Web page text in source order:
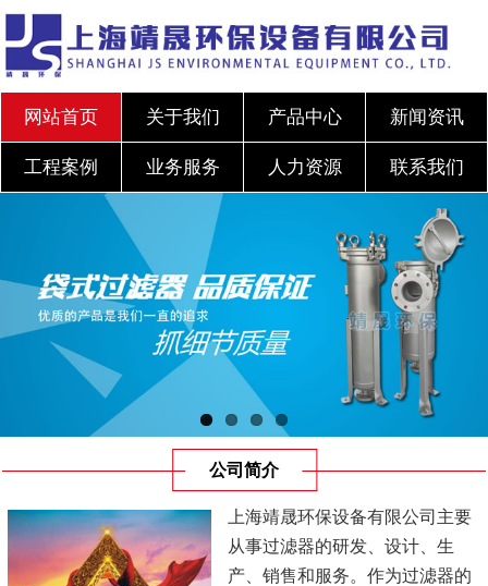
网站首页 关于我们 产品中心 新闻资讯
工程案例 业务服务 人力资源 联系我们
公司简介
上海靖晟环保设备有限公司主要
从事过滤器的研发、设计、生
产、销售和服务。作为过滤器的